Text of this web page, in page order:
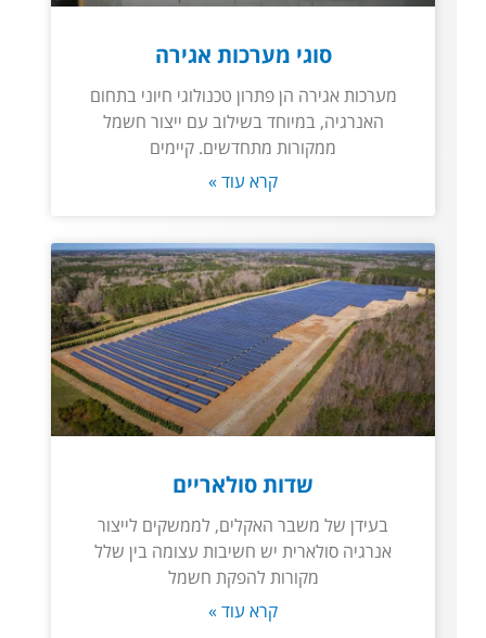
סוגי מערכות אגירה
מערכות אגירה הן פתרון טכנולוגי חיוני בתחום
האנרגיה, במיוחד בשילוב עם ייצור חשמל
ממקורות מתחדשים. קיימים
קרא עוד »
שדות סולאריים
בעידן של משבר האקלים, לממשקים לייצור
אנרגיה סולארית יש חשיבות עצומה בין שלל
מקורות להפקת חשמל
קרא עוד »